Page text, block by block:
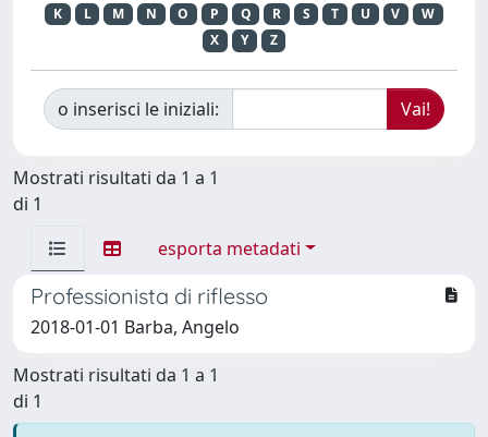
K
L M N O P Q R S T U V
W
X
Y Z
o inserisci le iniziali:
Mostrati risultati da 1 a 1
di 1
esporta metadati
Professionista di riflesso
2018-01-01 Barba, Angelo
Mostrati risultati da 1 a 1
di 1